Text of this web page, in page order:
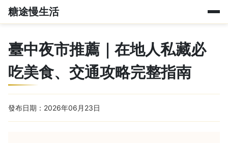
糖途慢生活
臺中夜市推薦｜在地人私藏必
吃美食、交通攻略完整指南
發布日期：2026年06月23日